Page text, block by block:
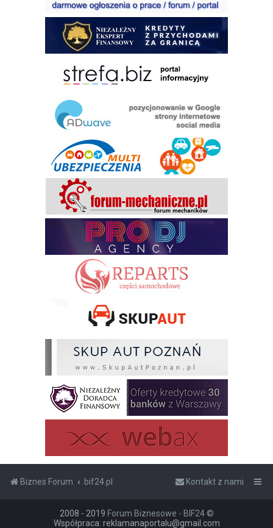
Biznes Forum bif24.pl Kontakt z nami
2008 - 2019 Forum Biznesowe - BIF24 ©
Współpraca: reklamanaportalu@gmail.com